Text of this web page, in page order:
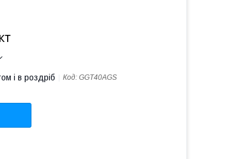
і в роздріб Код: GGT40AGS